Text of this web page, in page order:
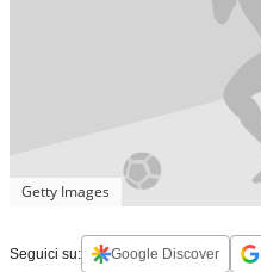
Getty Images
Seguici su: Google Discover